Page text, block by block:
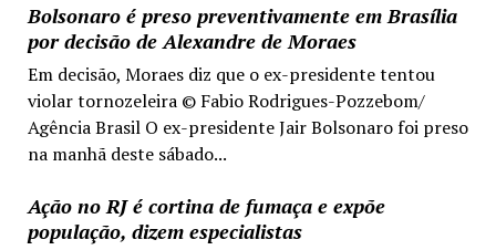
Bolsonaro é preso preventivamente em Brasília
por decisão de Alexandre de Moraes
Em decisão, Moraes diz que o ex-presidente tentou
violar tornozeleira © Fabio Rodrigues-Pozzebom/
Agência Brasil O ex-presidente Jair Bolsonaro foi preso
na manhã deste sábado...
Ação no RJ é cortina de fumaça e expõe
população, dizem especialistas